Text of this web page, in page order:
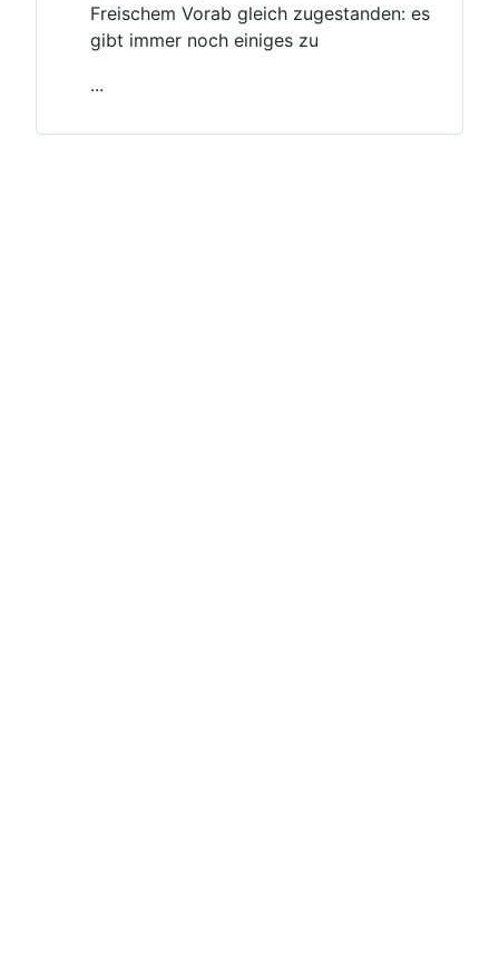
Freischem Vorab gleich zugestanden: es
gibt immer noch einiges zu
...